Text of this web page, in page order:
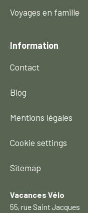
Voyages en famille
Information
Contact
Blog
Mentions légales
Cookie settings
Sitemap
Vacances Vélo
55, rue Saint Jacques